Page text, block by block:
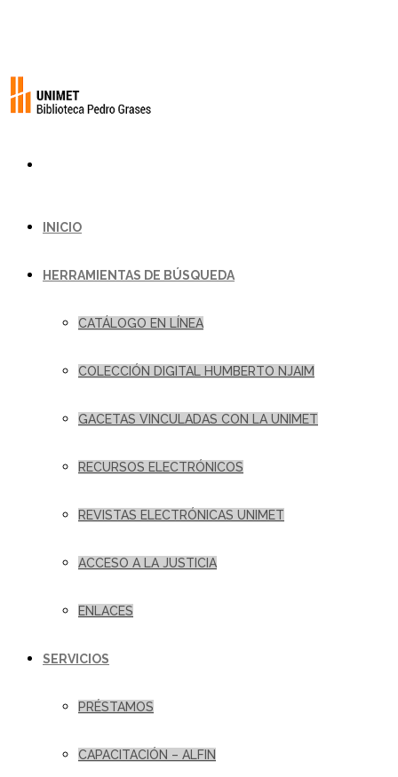
INICIO
HERRAMIENTAS DE BÚSQUEDA
CATÁLOGO EN LÍNEA
COLECCIÓN DIGITAL HUMBERTO NJAIM
GACETAS VINCULADAS CON LA UNIMET
RECURSOS ELECTRÓNICOS
REVISTAS ELECTRÓNICAS UNIMET
ACCESO A LA JUSTICIA
ENLACES
SERVICIOS
PRÉSTAMOS
CAPACITACIÓN – ALFIN